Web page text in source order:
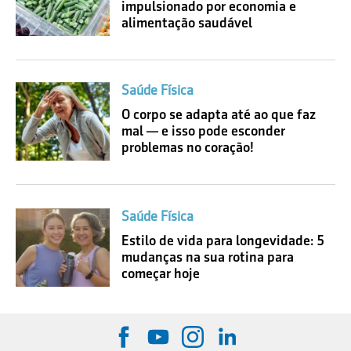
impulsionado por economia e
alimentação saudável
Saúde Física
O corpo se adapta até ao que faz
mal — e isso pode esconder
problemas no coração!
Saúde Física
Estilo de vida para longevidade: 5
mudanças na sua rotina para
começar hoje